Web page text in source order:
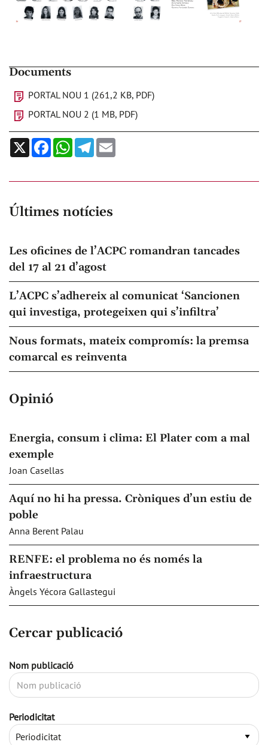
Documents
PORTAL NOU 1 (261,2 KB, PDF)
PORTAL NOU 2 (1 MB, PDF)
X FacebookWhatsApp
Telegram
Últimes notícies
Les oficines de l’ACPC romandran tancades
del 17 al 21 d’agost
L’ACPC s’adhereix al comunicat ‘Sancionen
qui investiga, protegeixen qui s’infiltra’
Nous formats, mateix compromís: la premsa
comarcal es reinventa
Opinió
Energia, consum i clima: El Plater com a mal
exemple
Joan Casellas
Aquí no hi ha pressa. Cròniques d’un estiu de
poble
Anna Berent Palau
RENFE: el problema no és només la
infraestructura
Àngels Yécora Gallastegui
Cercar publicació
Nom publicació
Periodicitat